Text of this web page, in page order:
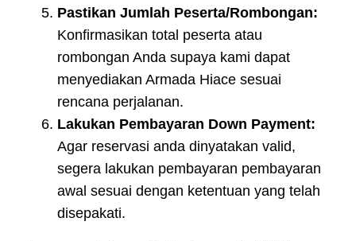
Pastikan Jumlah Peserta/Rombongan:
Konfirmasikan total peserta atau
rombongan Anda supaya kami dapat
menyediakan Armada Hiace sesuai
rencana perjalanan.
Lakukan Pembayaran Down Payment:
Agar reservasi anda dinyatakan valid,
segera lakukan pembayaran pembayaran
awal sesuai dengan ketentuan yang telah
disepakati.